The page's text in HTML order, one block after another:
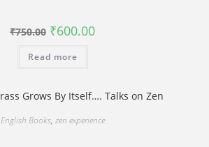
₹750.00 Original
price
₹750.00.
₹600.00Current
Read more
English Books, zen experience